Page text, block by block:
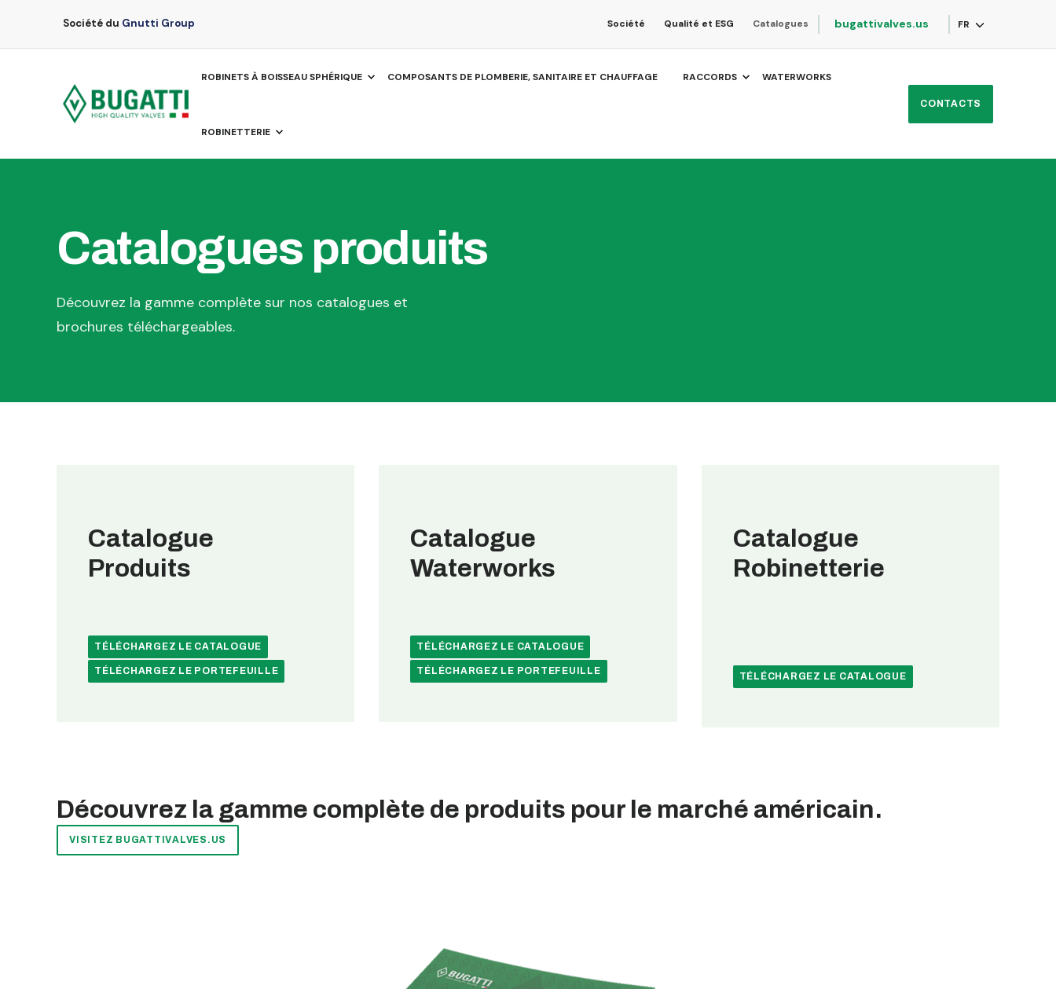
Société du Gnutti Group Société Qualité et ESG Catalogues bugattivalves.us FR
ROBINETS À BOISSEAU SPHÉRIQUE COMPOSANTS DE PLOMBERIE, SANITAIRE ET CHAUFFAGE RACCORDS WATERWORKS
ROBINETTERIE
CONTACTS
Catalogues produits
Découvrez la gamme complète sur nos catalogues et
brochures téléchargeables.
Catalogue
Produits
TÉLÉCHARGEZ LE CATALOGUE
TÉLÉCHARGEZ LE PORTEFEUILLE
Catalogue
Waterworks
TÉLÉCHARGEZ LE CATALOGUE
TÉLÉCHARGEZ LE PORTEFEUILLE
Catalogue
Robinetterie
TÉLÉCHARGEZ LE CATALOGUE
Découvrez la gamme complète de produits pour le marché américain.
VISITEZ BUGATTIVALVES.US